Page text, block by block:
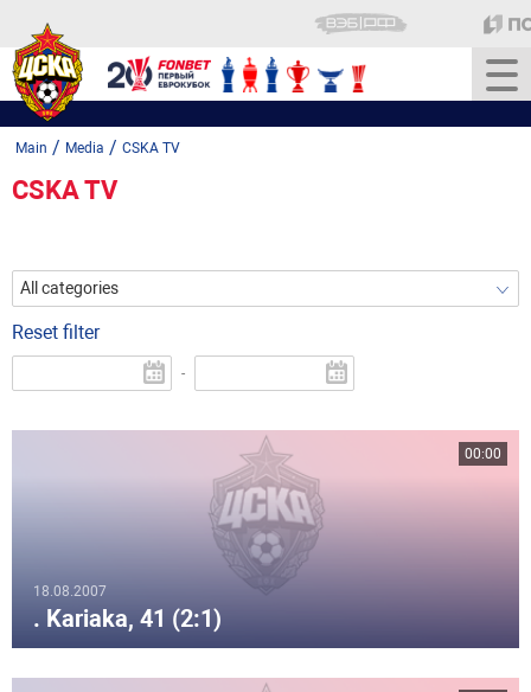
Main / Media / CSKA TV
CSKA TV
All categories
Reset filter
-
18.08.2007
. Kariaka, 41 (2:1)
00:00